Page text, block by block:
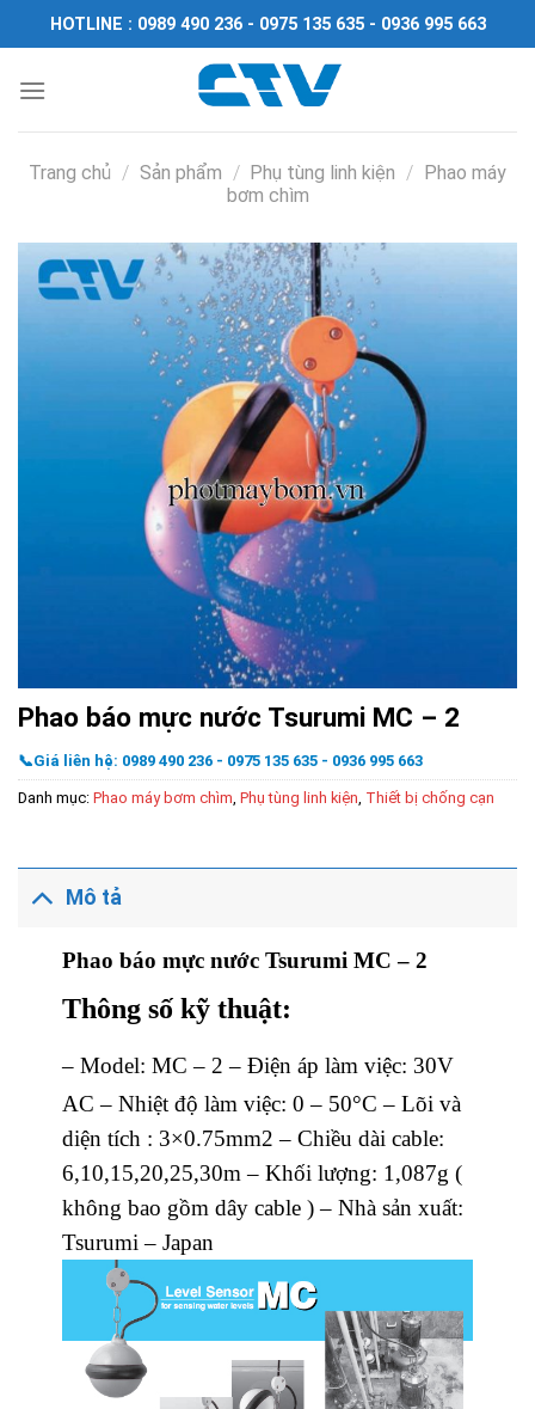
Chuyển
đến
dung
HOTLINE : 0989 490 236 - 0975 135 635 - 0936 995 663
Trang chủ / Sản phẩm / Phụ tùng linh kiện / Phao máy
bơm chìm
Phao báo mực nước Tsurumi MC – 2
📞Giá liên hệ: 0989 490 236 - 0975 135 635 - 0936 995 663
Danh mục: Phao máy bơm chìm Phụ tùng linh kiện Thiết bị chống cạn
Mô tả
Phao báo mực nước Tsurumi MC – 2
Thông số kỹ thuật:
– Model: MC – 2 – Điện áp làm việc: 30V
AC – Nhiệt độ làm việc: 0 – 50°C – Lõi và
diện tích : 3×0.75mm2 – Chiều dài cable:
6,10,15,20,25,30m – Khối lượng: 1,087g (
không bao gồm dây cable ) – Nhà sản xuất:
Tsurumi – Japan